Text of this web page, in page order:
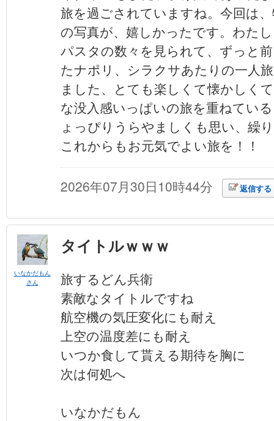
旅を過ごされていますね。今回は
の写真が、嬉しかったです。わた
パスタの数々を見られて、ずっと
たナポリ、シラクサあたりの一人
ました、とても楽しくて懐かしく
な没入感いっぱいの旅を重ねてい
ょっぴりうらやましくも思い、繰
これからもお元気でよい旅を！！
2026年07月30日10時44分 返信する
いなかだもん
さん
タイトルｗｗｗ
旅するどん兵衛
素敵なタイトルですね
航空機の気圧変化にも耐え
上空の温度差にも耐え
いつか食して貰える期待を胸に
次は何処へ
いなかだもん